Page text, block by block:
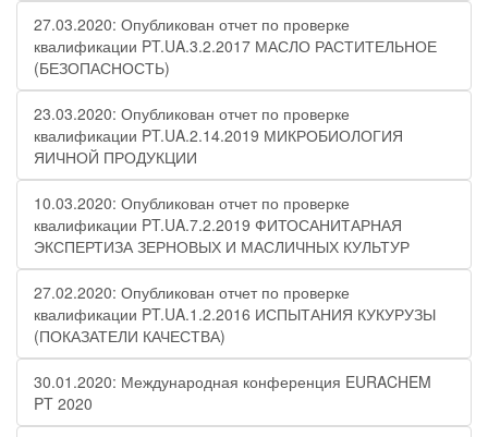
27.03.2020: Опубликован отчет по проверке
квалификации PT.UA.3.2.2017 МАСЛО РАСТИТЕЛЬНОЕ
(БЕЗОПАСНОСТЬ)
23.03.2020: Опубликован отчет по проверке
квалификации PT.UA.2.14.2019 МИКРОБИОЛОГИЯ
ЯИЧНОЙ ПРОДУКЦИИ
10.03.2020: Опубликован отчет по проверке
квалификации PT.UA.7.2.2019 ФИТОСАНИТАРНАЯ
ЭКСПЕРТИЗА ЗЕРНОВЫХ И МАСЛИЧНЫХ КУЛЬТУР
27.02.2020: Опубликован отчет по проверке
квалификации PT.UA.1.2.2016 ИСПЫТАНИЯ КУКУРУЗЫ
(ПОКАЗАТЕЛИ КАЧЕСТВА)
30.01.2020: Международная конференция EURACHEM
PT 2020